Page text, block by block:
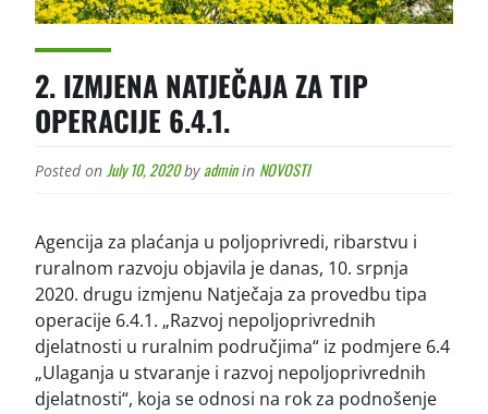
2. IZMJENA NATJEČAJA ZA TIP
OPERACIJE 6.4.1.
Posted on July 10, 2020 by admin in NOVOSTI
Agencija za plaćanja u poljoprivredi, ribarstvu i
ruralnom razvoju objavila je danas, 10. srpnja
2020. drugu izmjenu Natječaja za provedbu tipa
operacije 6.4.1. „Razvoj nepoljoprivrednih
djelatnosti u ruralnim područjima“ iz podmjere 6.4
„Ulaganja u stvaranje i razvoj nepoljoprivrednih
djelatnosti“, koja se odnosi na rok za podnošenje